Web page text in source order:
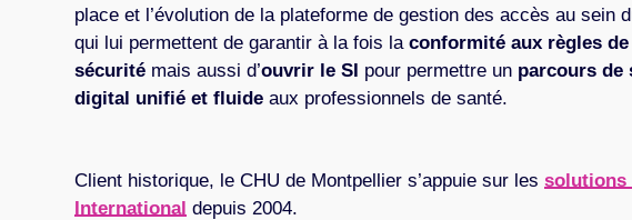
place et l’évolution de la plateforme de gestion des accès au sein
qui lui permettent de garantir à la fois la conformité aux règles de
sécurité mais aussi d’ouvrir le SI pour permettre un parcours de
digital unifié et fluide aux professionnels de santé.
Client historique, le CHU de Montpellier s’appuie sur les solutions
International depuis 2004.